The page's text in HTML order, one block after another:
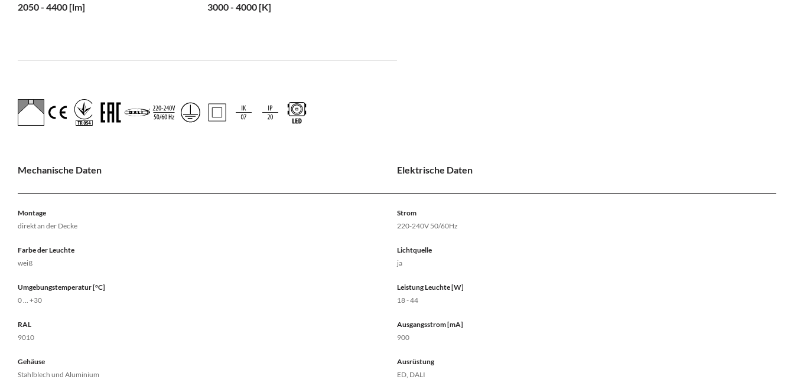
2050 - 4400 [lm] 3000 - 4000 [K]
Mechanische Daten
Montage
direkt an der Decke
Farbe der Leuchte
weiß
Umgebungstemperatur [°C]
0 ... +30
RAL
9010
Gehäuse
Stahlblech und Aluminium
Elektrische Daten
Strom
220-240V 50/60Hz
Lichtquelle
ja
Leistung Leuchte [W]
18 - 44
Ausgangsstrom [mA]
900
Ausrüstung
ED, DALI